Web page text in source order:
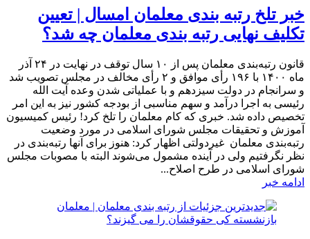
خبر تلخ رتبه بندی معلمان امسال | تعیین
تکلیف نهایی رتبه بندی معلمان چه شد؟
قانون رتبه‌بندی معلمان پس از ۱۰ سال توقف در نهایت در ۲۴ آذر
ماه ۱۴۰۰ با ۱۹۶ رأی موافق و ۲ رأی مخالف در مجلس تصویب شد
و سرانجام در دولت سیزدهم و با عملیاتی شدن وعده آیت الله
رئیسی به اجرا درآمد و سهم مناسبی از بودجه کشور نیز به این امر
تخصیص داده شد. خبری که کام معلمان را تلخ کرد! رئیس کمیسیون
آموزش و تحقیقات مجلس شورای اسلامی در مورد وضعیت
رتبه‌بندی معلمان غیردولتی اظهار کرد: هنوز برای آنها رتبه‌بندی در
نظر نگرفتیم ولی در آینده مشمول می‌شوند البته با مصوبات مجلس
شورای اسلامی در طرح اصلاح...
ادامه خبر